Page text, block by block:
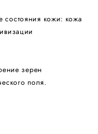
состояния кожи: кожа
зерен
поля.